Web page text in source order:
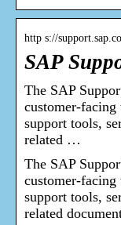
http s://
SAP
The SAP
customer-facing
support tools,
related …
The SAP
customer-facing
support tools,
related